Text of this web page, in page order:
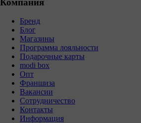
Компания
Бренд
Блог
Магазины
Программа лояльности
Подарочные карты
modi box
Опт
Франшиза
Вакансии
Сотрудничество
Контакты
Информация